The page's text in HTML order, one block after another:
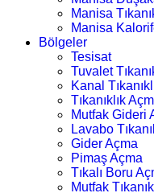
Manisa
Manisa
Bölgeler
Tesisat
Tuvalet
Kanal
Tıkanıklık
Mutfak Gideri
Lavabo
Gider Açma
Pimaş Açma
Tıkalı Boru
Mutfak